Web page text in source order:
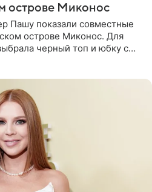
острове Миконос
Пашу показали совместные
острове Миконос. Для
черный топ и юбку с